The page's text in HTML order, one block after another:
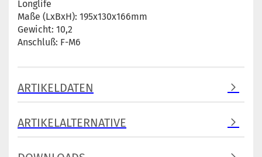
Longlife
Maße (LxBxH): 195x130x166mm
Gewicht: 10,2
Anschluß: F-M6
ARTIKELDATEN
ARTIKELALTERNATIVE